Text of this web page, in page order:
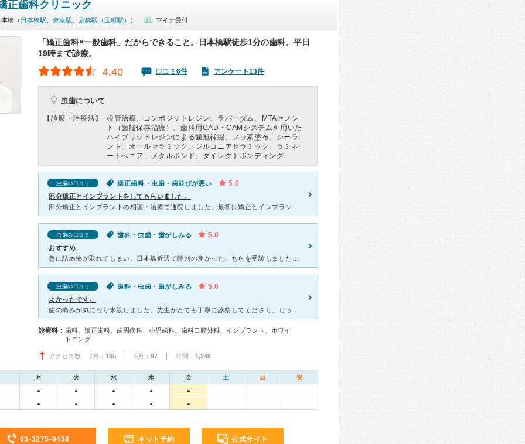
正歯科クリニック
橋（ 日本橋駅 東京駅 京橋駅（宝町駅） ） マイナ受付
「矯正歯科×一般歯科」だからできること。日本橋駅徒歩1分の歯科。平日
19時まで診療。
4.40 口コミ6件 アンケート13件
虫歯について
【診療・治療法】
根管治療、コンポジットレジン、ラバーダム、MTAセメン
ト（歯髄保存治療）、歯科用CAD・CAMシステムを用いた
ハイブリッドレジンによる歯冠補綴、フッ素塗布、シーラ
ント、オールセラミック、ジルコニアセラミック、ラミネ
ートべニア、メタルボンド、ダイレクトボンディング
虫歯の口コミ 矯正歯科・虫歯・歯並びが悪い 5.0
部分矯正とインプラントをしてもらいました。
虫歯の口コミ 歯科・虫歯・歯がしみる 5.0
おすすめ
虫歯の口コミ 歯科・虫歯・歯がしみる 5.0
よかったです。
診療科： 歯科、矯正歯科、歯周病科、小児歯科、歯科口腔外科、インプラント、ホワイ
トニング
アクセス数 7月： 195 | 6月： 97 | 年間： 1,248
月 火 水 木 金 土 日 祝
● ● ● ●
●
●
● ● ● ●
03-3275-0458 ネット予約 公式サイト